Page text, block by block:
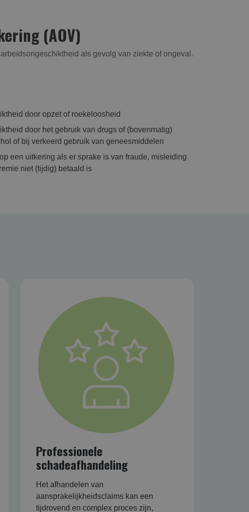
(AOV)
als gevolg van ziekte of ongeval.
door opzet of roekeloosheid
door het gebruik van drugs of (bovenmatig)
of bij verkeerd gebruik van geneesmiddelen
een uitkering als er sprake is van fraude, misleiding
niet (tijdig) betaald is
Professionele
schadeafhandeling
Het afhandelen van
aansprakelijkheidsclaims kan een
tijdrovend en complex proces zijn,